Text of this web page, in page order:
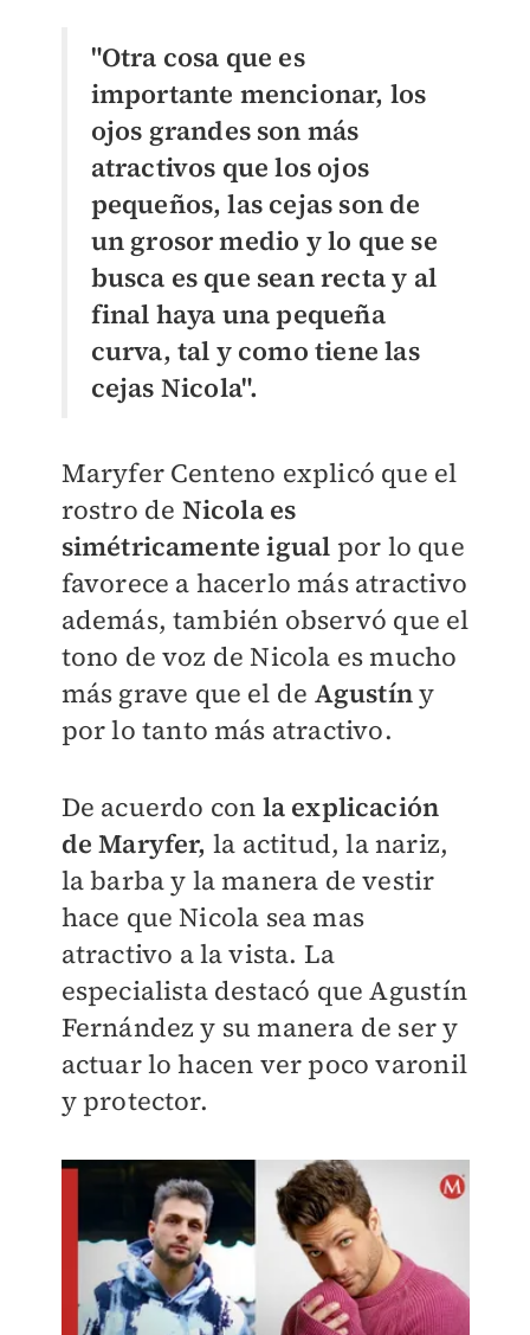
"Otra cosa que es
importante mencionar, los
ojos grandes son más
atractivos que los ojos
pequeños, las cejas son de
un grosor medio y lo que se
busca es que sean recta y al
final haya una pequeña
curva, tal y como tiene las
cejas Nicola".
Maryfer Centeno explicó que el
rostro de Nicola es
simétricamente igual por lo que
favorece a hacerlo más atractivo
además, también observó que el
tono de voz de Nicola es mucho
más grave que el de Agustíny
por lo tanto más atractivo.
De acuerdo con la explicación
de Maryfer, la actitud, la nariz,
la barba y la manera de vestir
hace que Nicola sea mas
atractivo a la vista. La
especialista destacó que Agustín
Fernández y su manera de ser y
actuar lo hacen ver poco varonil
y protector.